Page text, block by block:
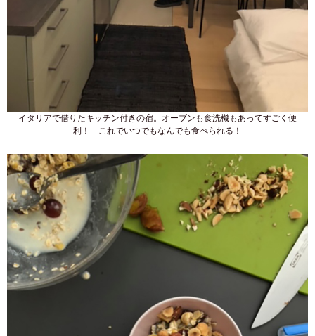
イタリアで借りたキッチン付きの宿。オーブンも食洗機もあってすごく便
利！ これでいつでもなんでも食べられる！